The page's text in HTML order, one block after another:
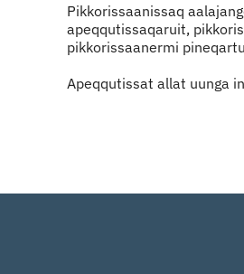
Pikkorissaanissaq
apeqqutissaqaruit,
pikkorissaanermi
Apeqqutissat allat uunga